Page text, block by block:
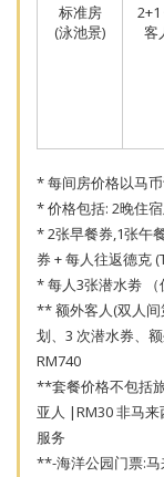
标准房
(泳池景)
2+1
客
* 每间房价格以马
* 价格包括: 2晚住
* 2张早餐券,1张午
券 + 每人往返德克
* 每人3张潜水劵 （
** 额外客人(双人间
划、3 次潜水券、
RM740
**套餐价格不包括
亚人 |RM30 非马
服务
**-海洋公园门票:马